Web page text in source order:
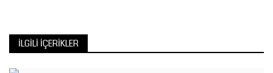
İLGILI İÇERIKLER